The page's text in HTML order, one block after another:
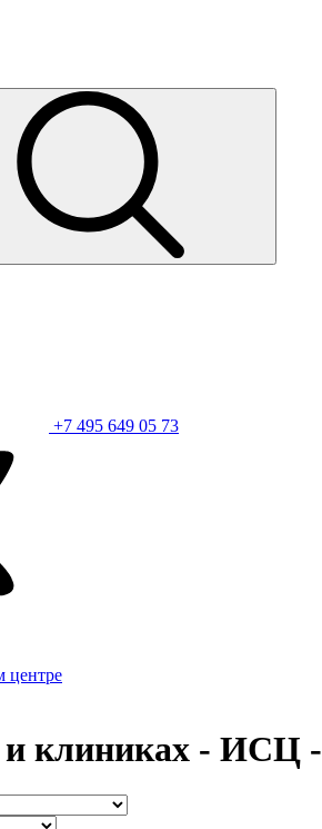
+7 495 649 05 73
центре
клиниках - ИСЦ -